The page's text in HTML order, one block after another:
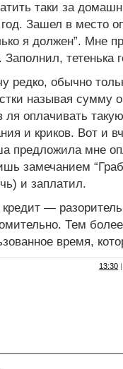
таки за
Зашел в место
я должен”. Мне
тетенька
редко, обычно
называя сумму
ля оплачивать
и криков. Вот и
предложила мне
замечанием
и заплатил.
—
Тем
время,
13:30 |